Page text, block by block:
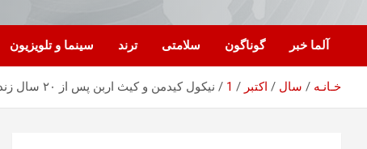
آلما خبر گوناگون سلامتی ترند سینما و تلویزیون
خـانـه سال اکتبر 1 نیکول کیدمن و کیث اربن پس از ۲۰ سال زندگی مشترک، از هم جدا شدند